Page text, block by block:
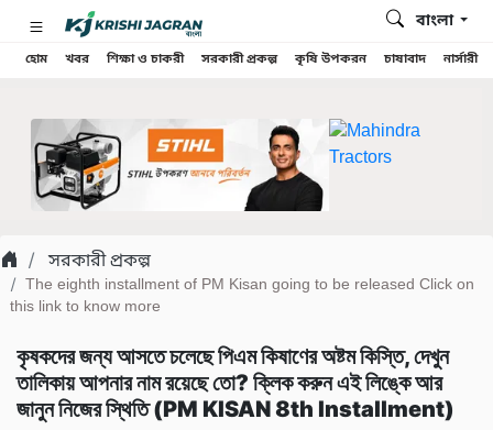
হোম খবর শিক্ষা ও চাকরী সরকারী প্রকল্প কৃষি উপকরন চাষাবাদ নার্সারী
বাংলা
সরকারী প্রকল্প
The eighth installment of PM Kisan going to be released Click on
this link to know more
কৃষকদের জন্য আসতে চলেছে পিএম কিষাণের অষ্টম কিস্তি, দেখুন
তালিকায় আপনার নাম রয়েছে তো? ক্লিক করুন এই লিঙ্কে আর
জানুন নিজের স্থিতি (PM KISAN 8th Installment)